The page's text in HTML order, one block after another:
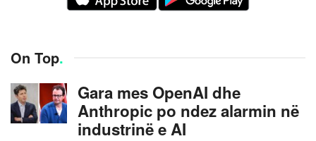
On Top.
Gara mes OpenAI dhe
Anthropic po ndez alarmin në
industrinë e AI